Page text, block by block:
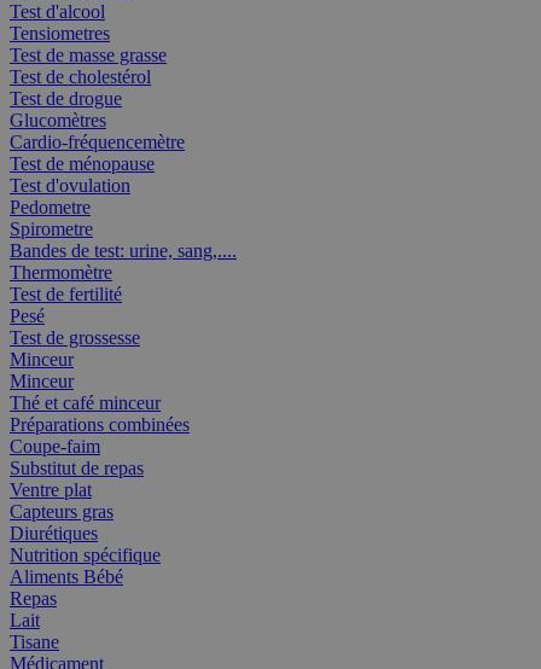
Test d'alcool
Tensiometres
Test de masse grasse
Test de cholestérol
Test de drogue
Glucomètres
Cardio-fréquencemètre
Test de ménopause
Test d'ovulation
Pedometre
Spirometre
Bandes de test: urine, sang,....
Thermomètre
Test de fertilité
Pesé
Test de grossesse
Minceur
Minceur
Thé et café minceur
Préparations combinées
Coupe-faim
Substitut de repas
Ventre plat
Capteurs gras
Diurétiques
Nutrition spécifique
Aliments Bébé
Repas
Lait
Tisane
Médicament